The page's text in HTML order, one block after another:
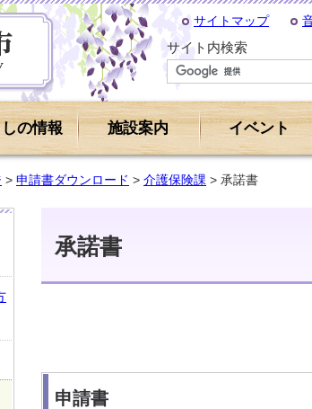
サイトマップ
サイト内検索
の情報 施設案内 イベント
> 申請書ダウンロード > 介護保険課 > 承諾書
承諾書
申請書